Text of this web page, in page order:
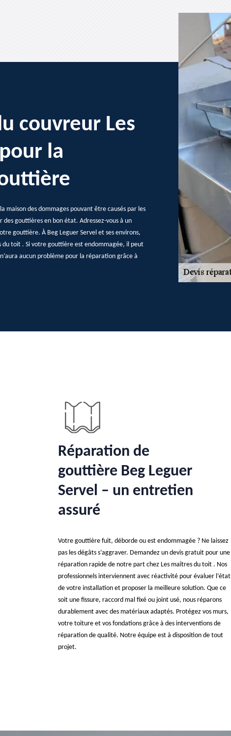
couvreur Les
la
maison des dommages pouvant être causés par les
gouttières en bon état. Adressez-vous à un
gouttière. À Beg Leguer Servel et ses environs,
du toit . Si votre gouttière est endommagée, il peut
aucun problème pour la réparation grâce à
Réparation de
gouttière Beg Leguer
Servel – un entretien
assuré
Votre gouttière fuit, déborde ou est endommagée ? Ne laissez
pas les dégâts s’aggraver. Demandez un devis gratuit pour une
réparation rapide de notre part chez Les maîtres du toit . Nos
professionnels interviennent avec réactivité pour évaluer l’état
de votre installation et proposer la meilleure solution. Que ce
soit une fissure, raccord mal fixé ou joint usé, nous réparons
durablement avec des matériaux adaptés. Protégez vos murs,
votre toiture et vos fondations grâce à des interventions de
réparation de qualité. Notre équipe est à disposition de tout
projet.